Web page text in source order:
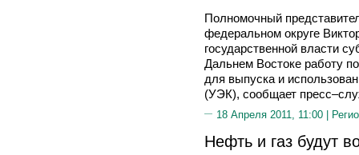
Полномочный
федеральном округе
государственной власти
Дальнем Востоке работу
для выпуска и
(УЭК), сообщает
18 Апреля 2011, 11:00 |
Нефть и газ будут